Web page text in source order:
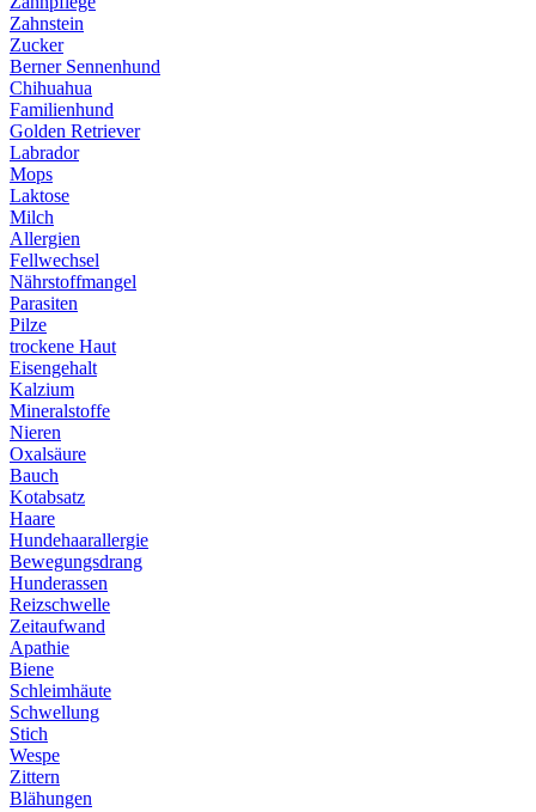
Zahnstein
Zucker
Berner Sennenhund
Chihuahua
Familienhund
Golden Retriever
Labrador
Mops
Laktose
Milch
Allergien
Fellwechsel
Nährstoffmangel
Parasiten
Pilze
trockene Haut
Eisengehalt
Kalzium
Mineralstoffe
Nieren
Oxalsäure
Bauch
Kotabsatz
Haare
Hundehaarallergie
Bewegungsdrang
Hunderassen
Reizschwelle
Zeitaufwand
Apathie
Biene
Schleimhäute
Schwellung
Stich
Wespe
Zittern
Blähungen